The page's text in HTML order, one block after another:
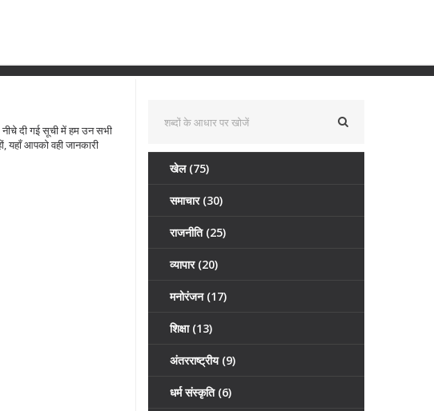
दी गई सूची में हम उन सभी
यहाँ आपको वही जानकारी
खेल (75)
समाचार (30)
राजनीति (25)
व्यापार (20)
मनोरंजन (17)
शिक्षा (13)
अंतरराष्ट्रीय (9)
धर्म संस्कृति (6)